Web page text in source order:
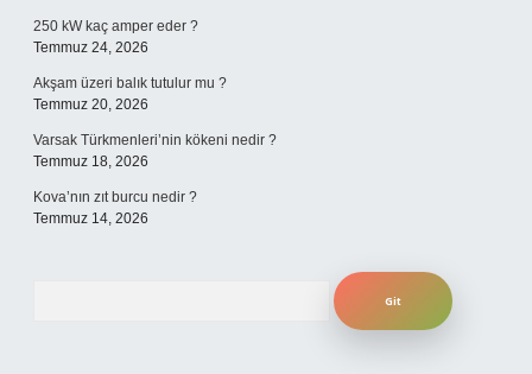
250 kW kaç amper eder ?
Temmuz 24, 2026
Akşam üzeri balık tutulur mu ?
Temmuz 20, 2026
Varsak Türkmenleri’nin kökeni nedir ?
Temmuz 18, 2026
Kova’nın zıt burcu nedir ?
Temmuz 14, 2026